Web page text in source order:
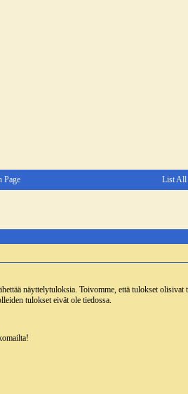
Page List All
näyttelytuloksia. Toivomme, että tulokset
tulokset eivät ole tiedossa.